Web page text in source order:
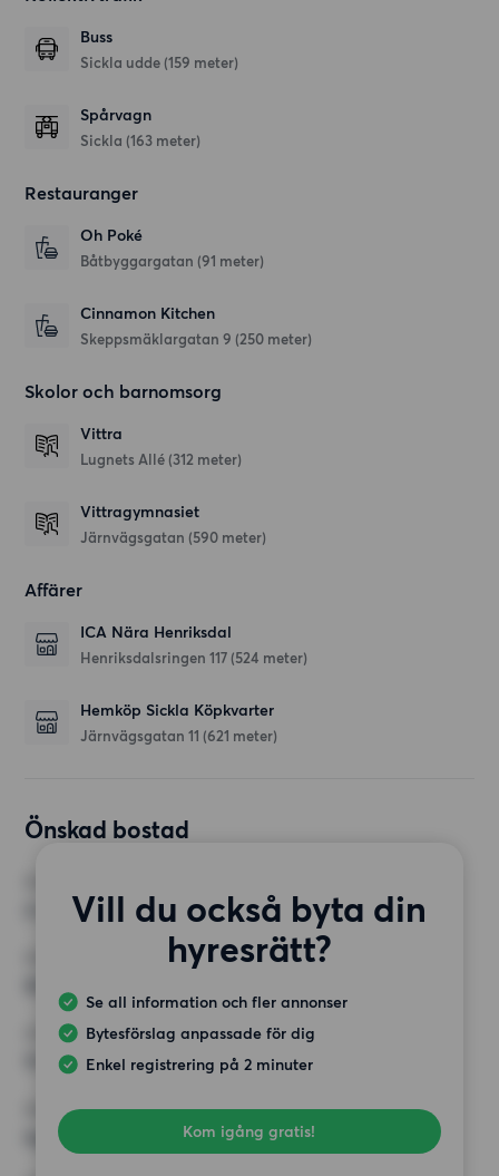
Buss
Sickla udde (159 meter)
Spårvagn
Sickla (163 meter)
Restauranger
Oh Poké
Båtbyggargatan (91 meter)
Cinnamon Kitchen
Skeppsmäklargatan 9 (250 meter)
Skolor och barnomsorg
Vittra
Lugnets Allé (312 meter)
Vittragymnasiet
Järnvägsgatan (590 meter)
Affärer
ICA Nära Henriksdal
Henriksdalsringen 117 (524 meter)
Hemköp Sickla Köpkvarter
Järnvägsgatan 11 (621 meter)
Önskad bostad
Vill du också byta din
hyresrätt?
Se all information och fler annonser
Bytesförslag anpassade för dig
Enkel registrering på 2 minuter
Kom igång gratis!
MINST ANTAL KVADRATMETER
HÖGSTA HYRA
11 000 kr
Inga speciella krav